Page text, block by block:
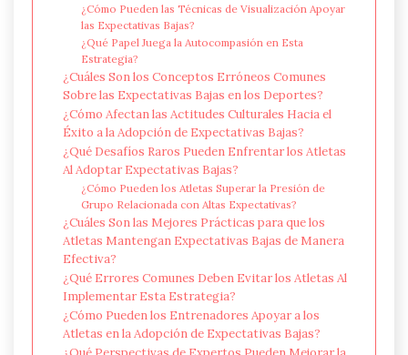
¿Cómo Pueden las Técnicas de Visualización Apoyar
las Expectativas Bajas?
¿Qué Papel Juega la Autocompasión en Esta
Estrategia?
¿Cuáles Son los Conceptos Erróneos Comunes
Sobre las Expectativas Bajas en los Deportes?
¿Cómo Afectan las Actitudes Culturales Hacia el
Éxito a la Adopción de Expectativas Bajas?
¿Qué Desafíos Raros Pueden Enfrentar los Atletas
Al Adoptar Expectativas Bajas?
¿Cómo Pueden los Atletas Superar la Presión de
Grupo Relacionada con Altas Expectativas?
¿Cuáles Son las Mejores Prácticas para que los
Atletas Mantengan Expectativas Bajas de Manera
Efectiva?
¿Qué Errores Comunes Deben Evitar los Atletas Al
Implementar Esta Estrategia?
¿Cómo Pueden los Entrenadores Apoyar a los
Atletas en la Adopción de Expectativas Bajas?